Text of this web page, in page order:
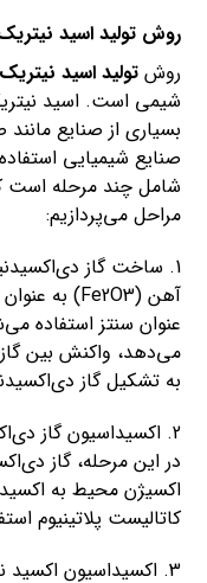
روش تولید اسید
روشتولید اسید نیتریک
شیمی است. اسید
بسیاری از صنایع
صنایع شیمیایی
شامل چند مرحله است
مراحل می‌پردازیم:
عنوان سنتز استفاده
می‌دهد، واکنش بین
به تشکیل گاز
در این مرحله، گاز
اکسیژن محیط به اکسید
کاتالیست پلاتینیوم